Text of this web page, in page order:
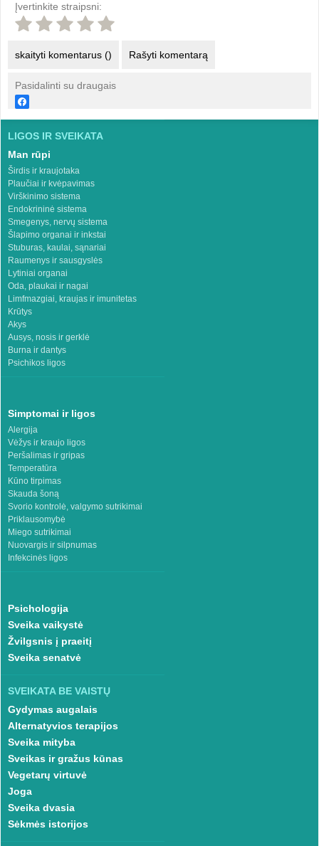
Įvertinkite straipsni:
skaityti komentarus () Rašyti komentarą
Pasidalinti su draugais
LIGOS IR SVEIKATA
Man rūpi
Širdis ir kraujotaka
Plaučiai ir kvėpavimas
Virškinimo sistema
Endokrininė sistema
Smegenys, nervų sistema
Šlapimo organai ir inkstai
Stuburas, kaulai, sąnariai
Raumenys ir sausgyslės
Lytiniai organai
Oda, plaukai ir nagai
Limfmazgiai, kraujas ir imunitetas
Krūtys
Akys
Ausys, nosis ir gerklė
Burna ir dantys
Psichikos ligos
Simptomai ir ligos
Alergija
Vėžys ir kraujo ligos
Peršalimas ir gripas
Temperatūra
Kūno tirpimas
Skauda šoną
Svorio kontrolė, valgymo sutrikimai
Priklausomybė
Miego sutrikimai
Nuovargis ir silpnumas
Infekcinės ligos
Psichologija
Sveika vaikystė
Žvilgsnis į praeitį
Sveika senatvė
SVEIKATA BE VAISTŲ
Gydymas augalais
Alternatyvios terapijos
Sveika mityba
Sveikas ir gražus kūnas
Vegetarų virtuvė
Joga
Sveika dvasia
Sėkmės istorijos